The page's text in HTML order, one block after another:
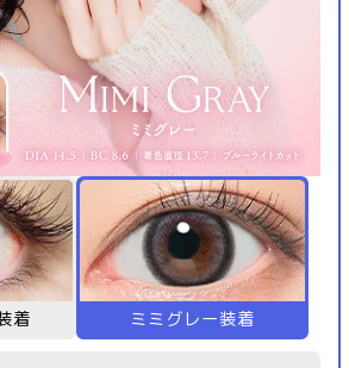
着 ミミグレー装着